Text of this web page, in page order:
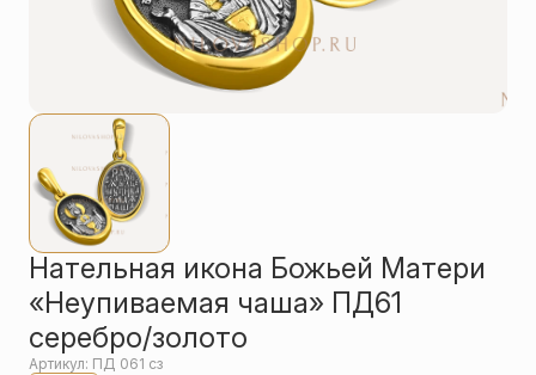
Упаковка
Цепи
Шнурки на
Другое
Нательная икона Божьей Матери
«Неупиваемая чаша» ПД61
серебро/золото
Артикул: ПД 061 сз